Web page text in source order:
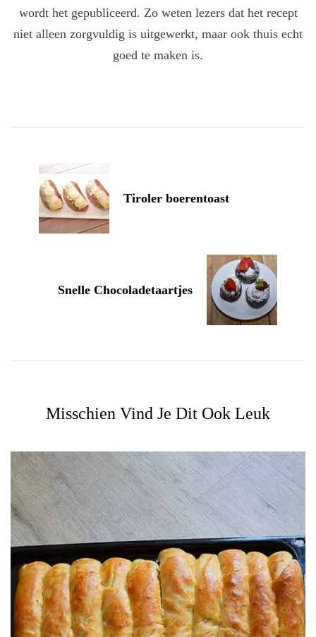
wordt het gepubliceerd. Zo weten lezers dat het recept
niet alleen zorgvuldig is uitgewerkt, maar ook thuis echt
goed te maken is.
Navigation
Tiroler boerentoast
Snelle Chocoladetaartjes
Misschien Vind Je Dit Ook Leuk